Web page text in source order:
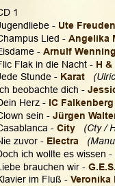
CD 1
- Ute
Lied - Angelika
- Arnulf
Flak in die Nacht - H
Stunde - Karat
beobachte dich -
Herz - IC
sein - Jürgen
- City
(Cty /
zuvor - Electra
ich wollte es wissen -
brauchen wir -
im Fluß -